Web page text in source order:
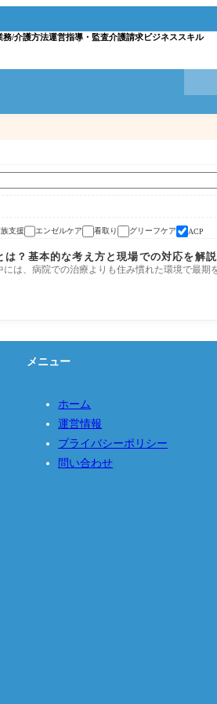
務/介護方法運営指導・監査介護請求 ビジネススキル
支援 エンゼルケア 看取り グリーフケア ACP
は？基本的な考え方と現場での対応を解説
は、病院での治療よりも住み慣れた環境で最期
メニュー
ホーム
運営情報
プライバシーポリシー
問い合わせ